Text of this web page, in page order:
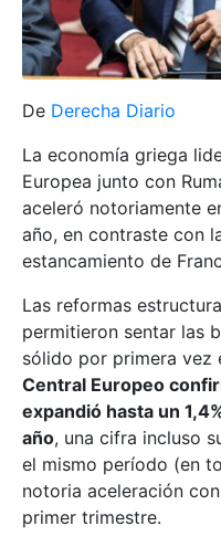
De Derecha Diario
La economía griega
Europea junto con
aceleró notoriamente
año, en contraste con
estancamiento de
Las reformas
permitieron sentar las
sólido por primera vez
Central Europeo
expandió hasta un
año, una cifra incluso
el mismo período (en
notoria aceleración
primer trimestre.